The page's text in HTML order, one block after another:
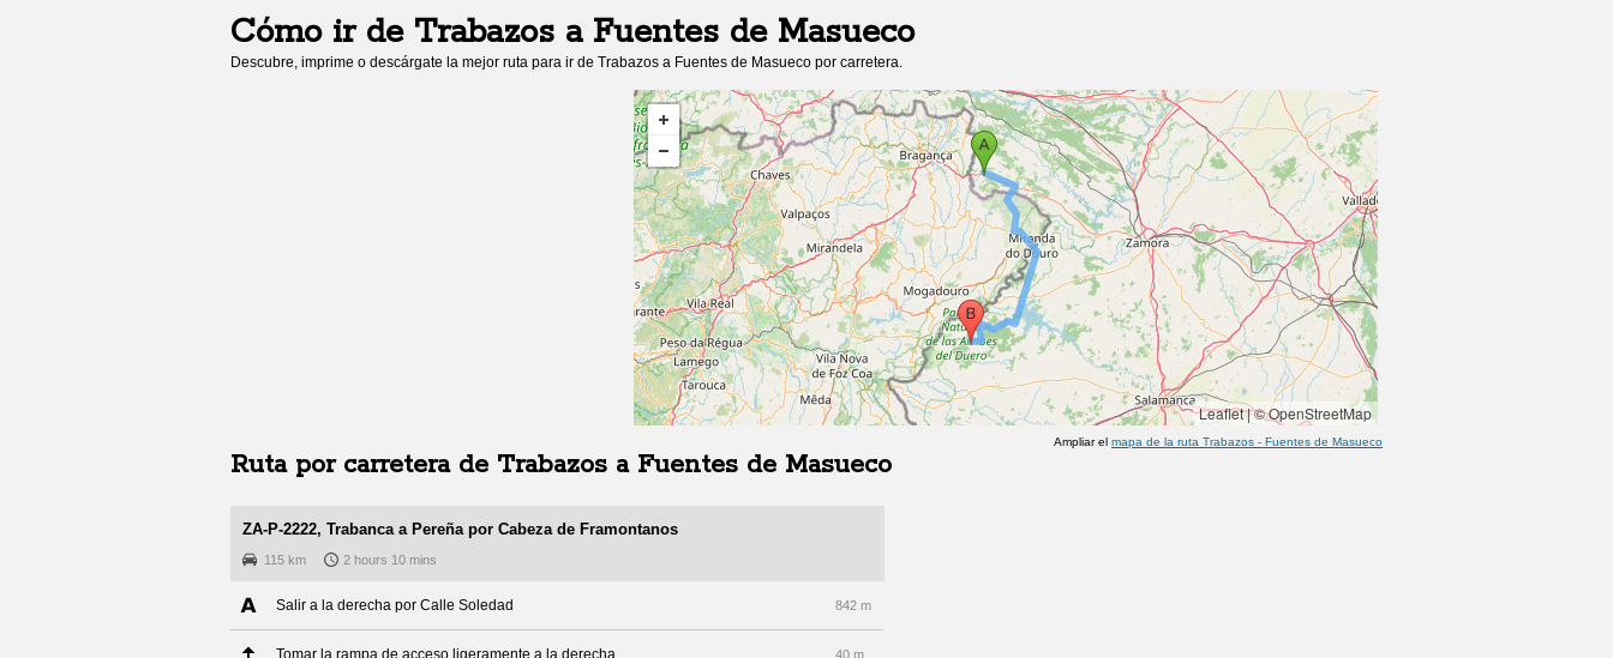
Cómo ir de Trabazos a Fuentes de Masueco
Descubre, imprime o descárgate la mejor ruta para ir de Trabazos a Fuentes de Masueco por carretera.
Leaflet|© OpenStreetMap
Ampliar el mapa de la ruta Trabazos - Fuentes de Masueco
Ruta por carretera de Trabazos a Fuentes de Masueco
ZA-P-2222, Trabanca a Pereña por Cabeza de Framontanos
115 km 2 hours 10 mins
Salir a la derecha por Calle Soledad 842 m
Tomar la rampa de acceso ligeramente a la derecha 40 m